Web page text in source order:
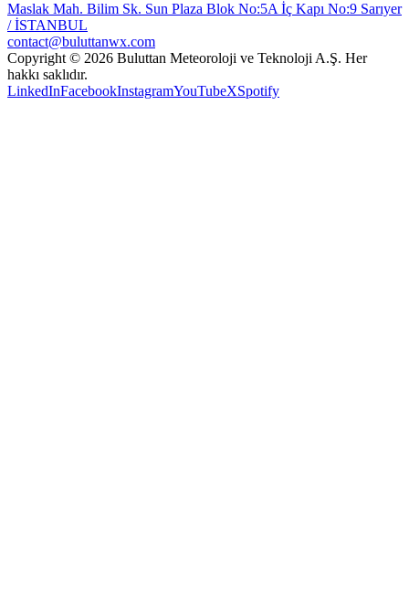
Maslak Mah. Bilim Sk. Sun Plaza Blok No:5A İç Kapı No:9 Sarıyer
/ İSTANBUL
contact@buluttanwx.com
Copyright © 2026 Buluttan Meteoroloji ve Teknoloji A.Ş. Her
hakkı saklıdır.
LinkedInFacebookInstagramYouTubeXSpotify